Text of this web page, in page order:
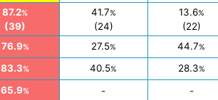
87.2%
(39)
41.7%
(24)
13.6%
(22)
76.9% 27.5% 44.7%
83.3% 40.5% 28.3%
65.9% - -